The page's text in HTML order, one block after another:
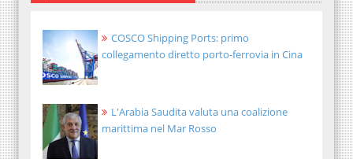
COSCO Shipping Ports: primo
collegamento diretto porto-ferrovia in Cina
L'Arabia Saudita valuta una coalizione
marittima nel Mar Rosso